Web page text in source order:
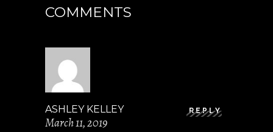
COMMENTS
ASHLEY KELLEY
March 11, 2019
REPLY